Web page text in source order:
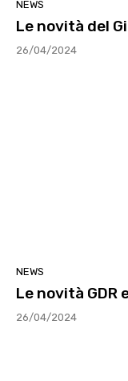
NEWS
Le novità del
26/04/2024
NEWS
Le novità GDR
26/04/2024